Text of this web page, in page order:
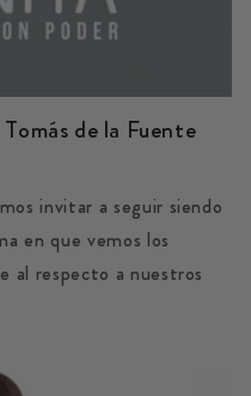
de la Fuente
invitar a seguir siendo
en que vemos los
al respecto a nuestros